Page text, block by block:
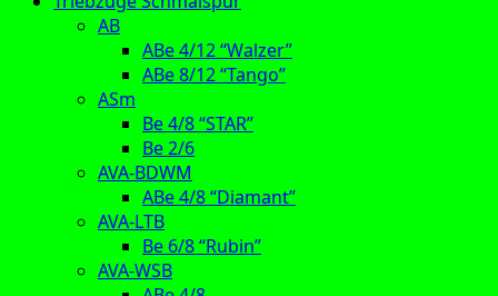
AB
ABe 4/12 “Walzer”
ABe 8/12 “Tango”
ASm
Be 4/8 “STAR”
Be 2/6
AVA-BDWM
ABe 4/8 “Diamant”
AVA-LTB
Be 6/8 “Rubin”
AVA-WSB